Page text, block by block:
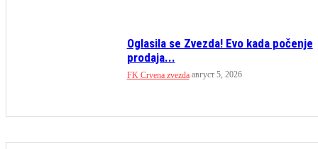
Oglasila se Zvezda! Evo kada počenje
prodaja...
FK Crvena zvezda август 5, 2026